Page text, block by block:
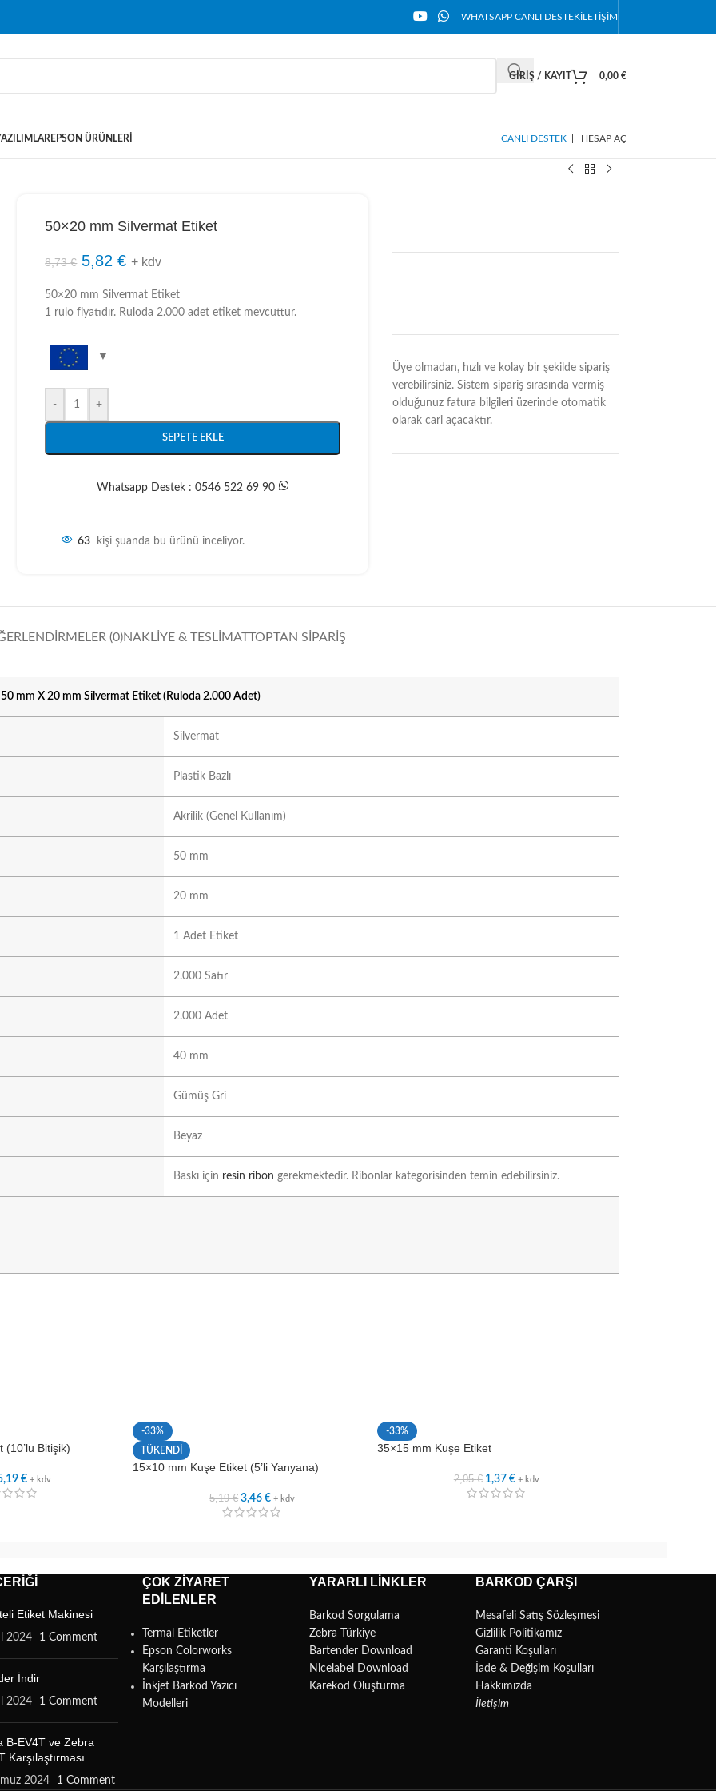
WHATSAPP CANLI DESTEKİLETIŞIM
GIRIŞ / KAYIT 0,00 €
EPSON ÜRÜNLERI CANLI DESTEK HESAP AÇ
50×20 mm Silvermat Etiket
8,73€ 5,82€ + kdv
50×20 mm Silvermat Etiket
1 rulo fiyatıdır. Ruloda 2.000 adet etiket mevcuttur.
- +
SEPETE EKLE
Whatsapp Destek : 0546 522 69 90
63 kişi şuanda bu ürünü inceliyor.
Üye olmadan, hızlı ve kolay bir şekilde sipariş
verebilirsiniz. Sistem sipariş sırasında vermiş
olduğunuz fatura bilgileri üzerinde otomatik
olarak cari açacaktır.
(0)NAKLIYE & TESLIMATTOPTAN SIPARIŞ
50 mm X 20 mm Silvermat Etiket (Ruloda 2.000 Adet)
Silvermat
Plastik Bazlı
Akrilik (Genel Kullanım)
50 mm
20 mm
1 Adet Etiket
2.000 Satır
2.000 Adet
40 mm
Gümüş Gri
Beyaz
Baskı için resin ribon gerekmektedir. Ribonlar kategorisinden temin edebilirsiniz.
(10’lu Bitişik)
€ + kdv
-33%
TÜKENDİ
15×10 mm Kuşe Etiket (5’li Yanyana)
5,19€ 3,46€ + kdv
-33%
35×15 mm Kuşe Etiket
2,05€ 1,37 € + kdv
Etiket Makinesi
2024 1 Comment
İndir
2024 1 Comment
B-EV4T ve Zebra
Karşılaştırması
2024 1 Comment
ÇOK ZIYARET
EDILENLER
Termal Etiketler
Epson Colorworks
Karşılaştırma
İnkjet Barkod Yazıcı
Modelleri
YARARLI LINKLER
Barkod Sorgulama
Zebra Türkiye
Bartender Download
Nicelabel Download
Karekod Oluşturma
BARKOD ÇARŞI
Mesafeli Satış Sözleşmesi
Gizlilik Politikamız
Garanti Koşulları
İade & Değişim Koşulları
Hakkımızda
İletişim